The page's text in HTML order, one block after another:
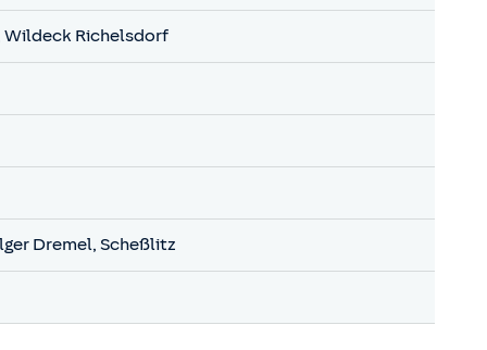
Wildeck Richelsdorf
Dremel, Scheßlitz